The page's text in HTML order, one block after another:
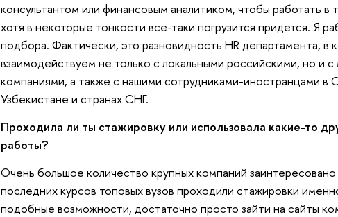
консультантом или финансовым аналитиком, чтобы работать в
хотя в некоторые тонкости все-таки погрузится придется. Я
подбора. Фактически, это разновидность HR департамента, в
взаимодействуем не только с локальными российскими, но и
компаниями, а также с нашими сотрудниками-иностранцами в
Узбекистане и странах СНГ.
Проходила ли ты стажировку или использовала какие-то
работы?
Очень большое количество крупных компаний
последних курсов топовых вузов проходили стажировки
подобные возможности, достаточно просто зайти на сайты